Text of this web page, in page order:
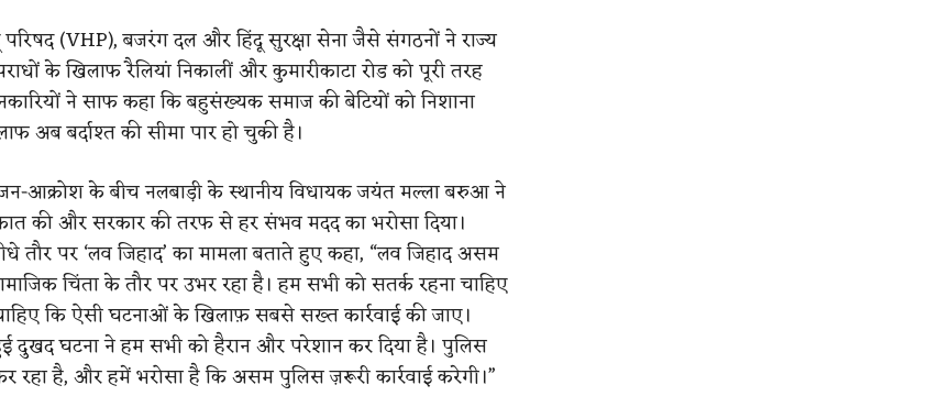
परिषद (VHP), बजरंग दल और हिंदू सुरक्षा सेना जैसे संगठनों ने राज्य
के खिलाफ रैलियां निकालीं और कुमारीकाटा रोड को पूरी तरह
ने साफ कहा कि बहुसंख्यक समाज की बेटियों को निशाना
अब बर्दाश्त की सीमा पार हो चुकी है।
आक्रोश के बीच नलबाड़ी के स्थानीय विधायक जयंत मल्ला बरुआ ने
की और सरकार की तरफ से हर संभव मदद का भरोसा दिया।
तौर पर ‘लव जिहाद’ का मामला बताते हुए कहा, “लव जिहाद असम
चिंता के तौर पर उभर रहा है। हम सभी को सतर्क रहना चाहिए
कि ऐसी घटनाओं के खिलाफ़ सबसे सख्त कार्रवाई की जाए।
दुखद घटना ने हम सभी को हैरान और परेशान कर दिया है। पुलिस
रहा है, और हमें भरोसा है कि असम पुलिस ज़रूरी कार्रवाई करेगी।”